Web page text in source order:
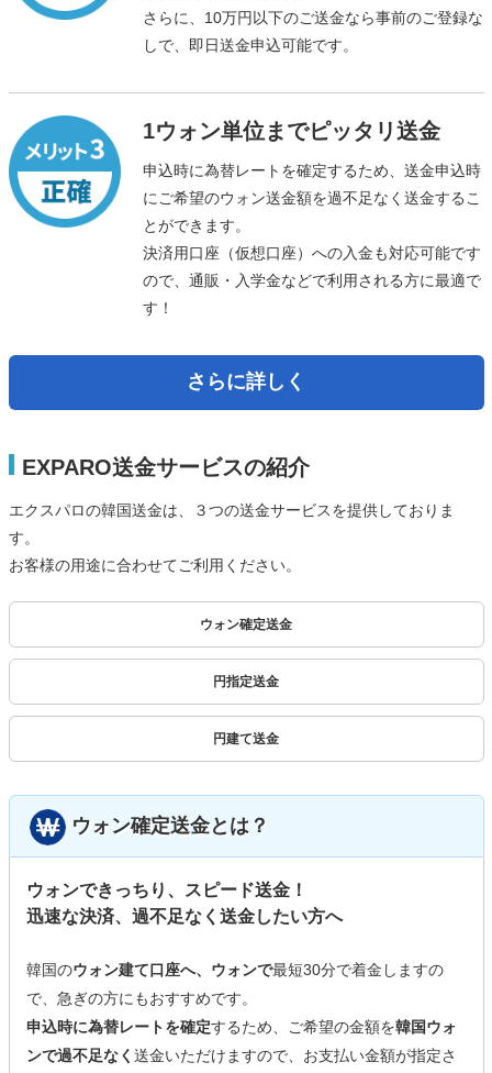
さらに、10万円以下のご送金なら事前のご登録な
しで、即日送金申込可能です。
1ウォン単位までピッタリ送金
申込時に為替レートを確定するため、送金申込時
にご希望のウォン送金額を過不足なく送金するこ
とができます。
決済用口座（仮想口座）への入金も対応可能です
ので、通販・入学金などで利用される方に最適で
す！
さらに詳しく
EXPARO送金サービスの紹介
エクスパロの韓国送金は、３つの送金サービスを提供しておりま
す。
お客様の用途に合わせてご利用ください。
ウォン確定送金
円指定送金
円建て送金
ウォン確定送金とは？
ウォンできっちり、スピード送金！
迅速な決済、過不足なく送金したい方へ
韓国のウォン建て口座へ、ウォンで最短30分で着金しますの
で、急ぎの方にもおすすめです。
申込時に為替レートを確定するため、ご希望の金額を韓国ウォ
ンで過不足なく 送金いただけますので、お支払い金額が指定さ